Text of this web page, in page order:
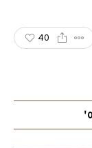
40
'